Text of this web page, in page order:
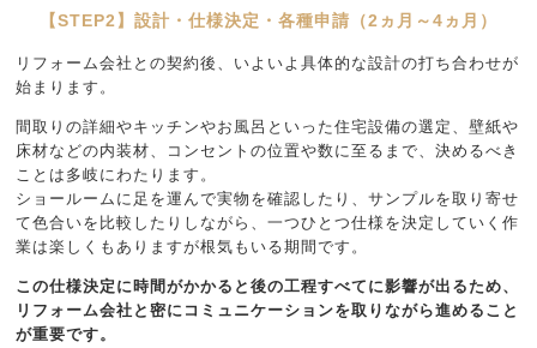
【STEP2】設計・仕様決定・各種申請（2ヵ月～4ヵ月）
リフォーム会社との契約後、いよいよ具体的な設計の打ち合わせが
始まります。
間取りの詳細やキッチンやお風呂といった住宅設備の選定、壁紙や
床材などの内装材、コンセントの位置や数に至るまで、決めるべき
ことは多岐にわたります。
ショールームに足を運んで実物を確認したり、サンプルを取り寄せ
て色合いを比較したりしながら、一つひとつ仕様を決定していく作
業は楽しくもありますが根気もいる期間です。
この仕様決定に時間がかかると後の工程すべてに影響が出るため、
リフォーム会社と密にコミュニケーションを取りながら進めること
が重要です。